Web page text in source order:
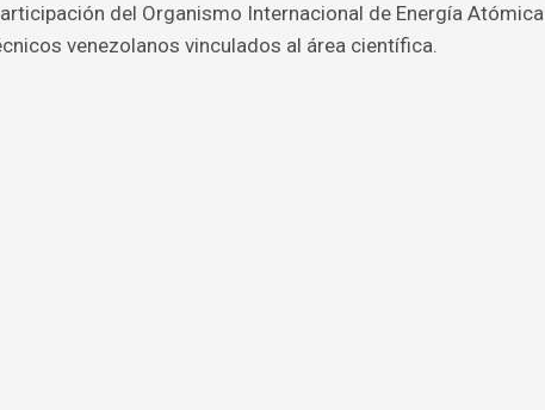
del Organismo Internacional de Energía Atómica
venezolanos vinculados al área científica.